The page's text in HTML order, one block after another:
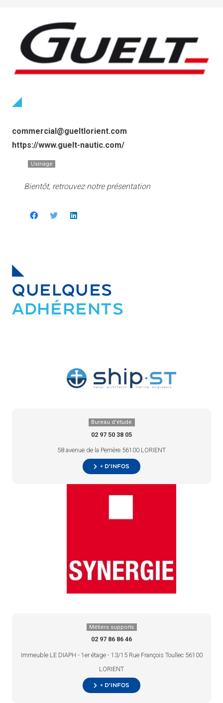
commercial@gueltlorient.com
https://www.guelt-nautic.com/
Usinage
Bientôt, retrouvez notre présentation
QUELQUES
ADHÉRENTS
Bureau d'étude
02 97 50 38 05
58 avenue de la Perrière 56100 LORIENT
+ d’infos
Métiers supports
02 97 86 86 46
Immeuble LE DIAPH - 1er étage - 13/15 Rue François Toullec 56100
LORIENT
+ d’infos